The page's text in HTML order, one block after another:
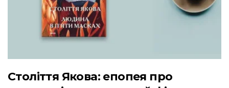
Століття Якова: епопея про